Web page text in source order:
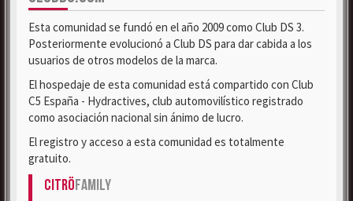
Esta comunidad se fundó en el año 2009 como Club DS 3.
Posteriormente evolucionó a Club DS para dar cabida a los
usuarios de otros modelos de la marca.
El hospedaje de esta comunidad está compartido con Club
C5 España - Hydractives, club automovilístico registrado
como asociación nacional sin ánimo de lucro.
El registro y acceso a esta comunidad es totalmente
gratuito.
CitröFamily